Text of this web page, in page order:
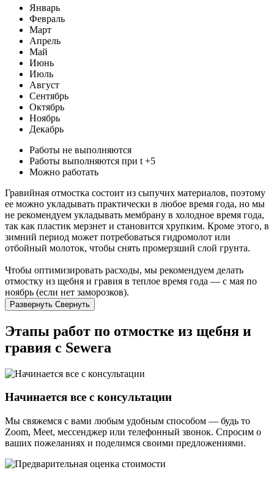
Январь
Февраль
Март
Апрель
Май
Июнь
Июль
Август
Сентябрь
Октябрь
Ноябрь
Декабрь
Работы не выполняются
Работы выполняются при t +5
Можно работать
Гравийная отмостка состоит из сыпучих материалов, поэтому
ее можно укладывать практически в любое время года, но мы
не рекомендуем укладывать мембрану в холодное время года,
так как пластик мерзнет и становится хрупким. Кроме этого, в
зимний период может потребоваться гидромолот или
отбойный молоток, чтобы снять промерзший слой грунта.
Чтобы оптимизировать расходы, мы рекомендуем делать
отмостку из щебня и гравия в теплое время года — с мая по
ноябрь (если нет заморозков).
Развернуть Свернуть
Этапы работ по отмостке из щебня и
гравия с Sewera
Начинается все с консультации
Мы свяжемся с вами любым удобным способом — будь то
Zoom, Meet, мессенджер или телефонный звонок. Спросим о
ваших пожеланиях и поделимся своими предложениями.